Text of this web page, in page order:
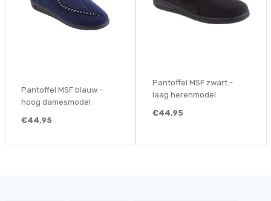
Pantoffel MSF blauw -
hoog damesmodel
€44,95
Pantoffel MSF zwart -
laag herenmodel
€44,95